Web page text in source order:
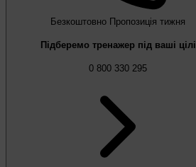
Безкоштовно Пропозиція тижня
Підберемо тренажер під ваші цілі
0 800 330 295